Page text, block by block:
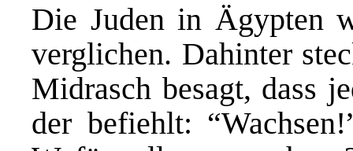
Die Juden in Ägypten
verglichen. Dahinter
Midrasch besagt, dass
der befiehlt: